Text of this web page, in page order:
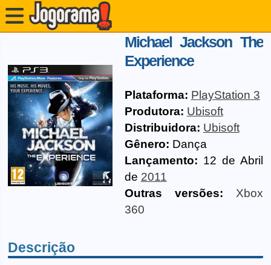
Michael Jackson The
Experience
Plataforma: PlayStation 3
Produtora: Ubisoft
Distribuidora: Ubisoft
Gênero: Dança
Lançamento: 12 de Abril
de 2011
Outras versões:
Xbox
360
Descrição